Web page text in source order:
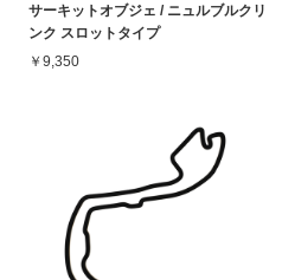
サーキットオブジェ / ニュルブルクリ
ンク スロットタイプ
￥9,350